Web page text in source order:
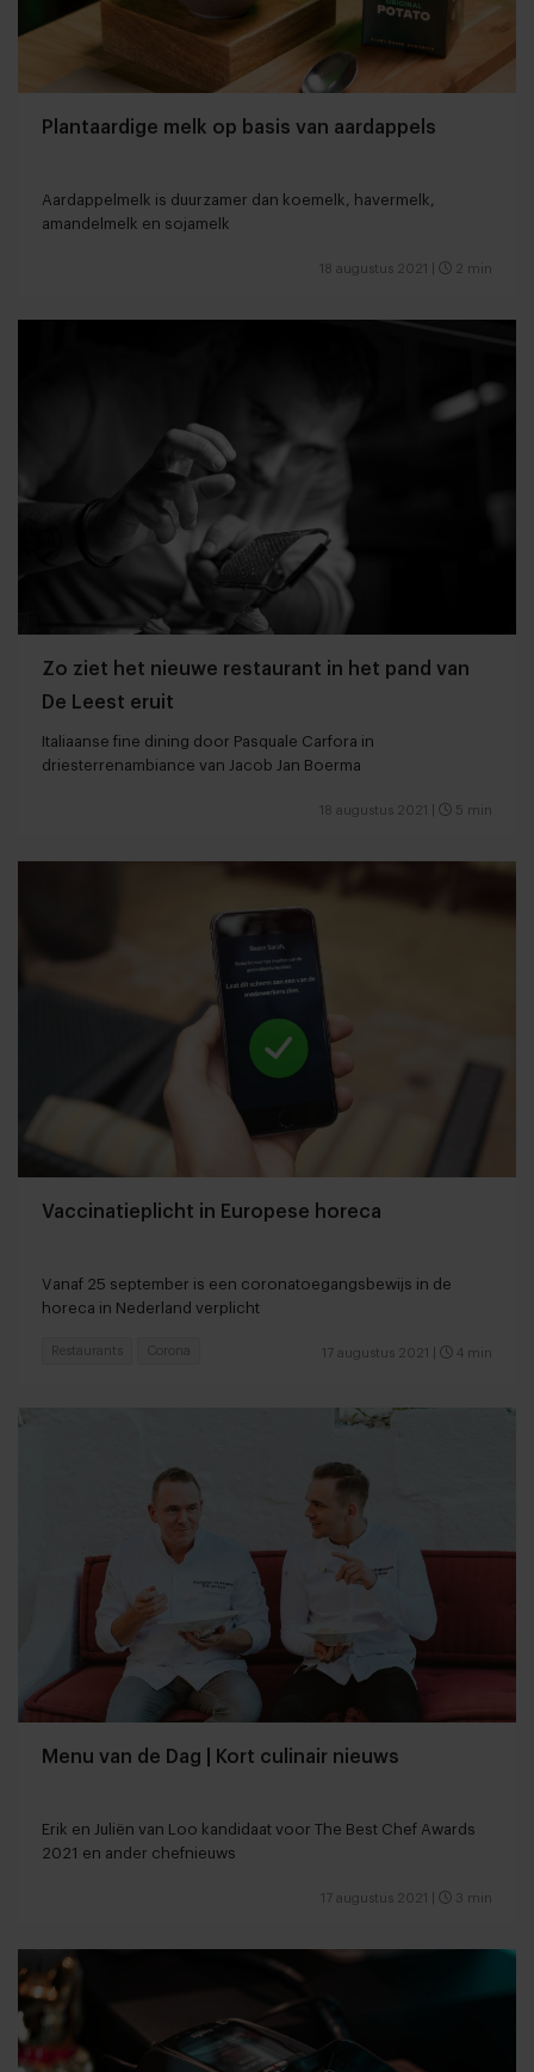
Plantaardige melk op basis van aardappels
Aardappelmelk is duurzamer dan koemelk, havermelk,
amandelmelk en sojamelk
18 augustus 2021 2 min
Zo ziet het nieuwe restaurant in het pand van
De Leest eruit
Italiaanse fine dining door Pasquale Carfora in
driesterrenambiance van Jacob Jan Boerma
18 augustus 2021 5 min
Vaccinatieplicht in Europese horeca
Vanaf 25 september is een coronatoegangsbewijs in de
horeca in Nederland verplicht
17 augustus 2021 4 min
Restaurants Corona
Menu van de Dag | Kort culinair nieuws
Erik en Juliën van Loo kandidaat voor The Best Chef Awards
2021 en ander chefnieuws
17 augustus 2021 3 min